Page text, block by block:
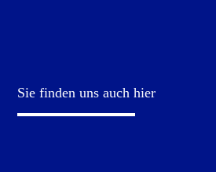
Sie finden uns auch hier